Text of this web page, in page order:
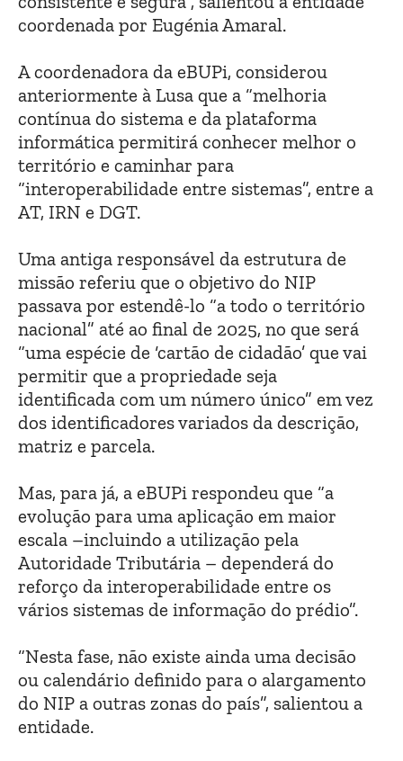
coordenada por Eugénia Amaral.
A coordenadora da eBUPi, considerou
anteriormente à Lusa que a “melhoria
contínua do sistema e da plataforma
informática permitirá conhecer melhor o
território e caminhar para
“interoperabilidade entre sistemas”, entre a
AT, IRN e DGT.
Uma antiga responsável da estrutura de
missão referiu que o objetivo do NIP
passava por estendê-lo “a todo o território
nacional” até ao final de 2025, no que será
“uma espécie de ‘cartão de cidadão’ que vai
permitir que a propriedade seja
identificada com um número único” em vez
dos identificadores variados da descrição,
matriz e parcela.
Mas, para já, a eBUPi respondeu que “a
evolução para uma aplicação em maior
escala –incluindo a utilização pela
Autoridade Tributária – dependerá do
reforço da interoperabilidade entre os
vários sistemas de informação do prédio”.
“Nesta fase, não existe ainda uma decisão
ou calendário definido para o alargamento
do NIP a outras zonas do país”, salientou a
entidade.